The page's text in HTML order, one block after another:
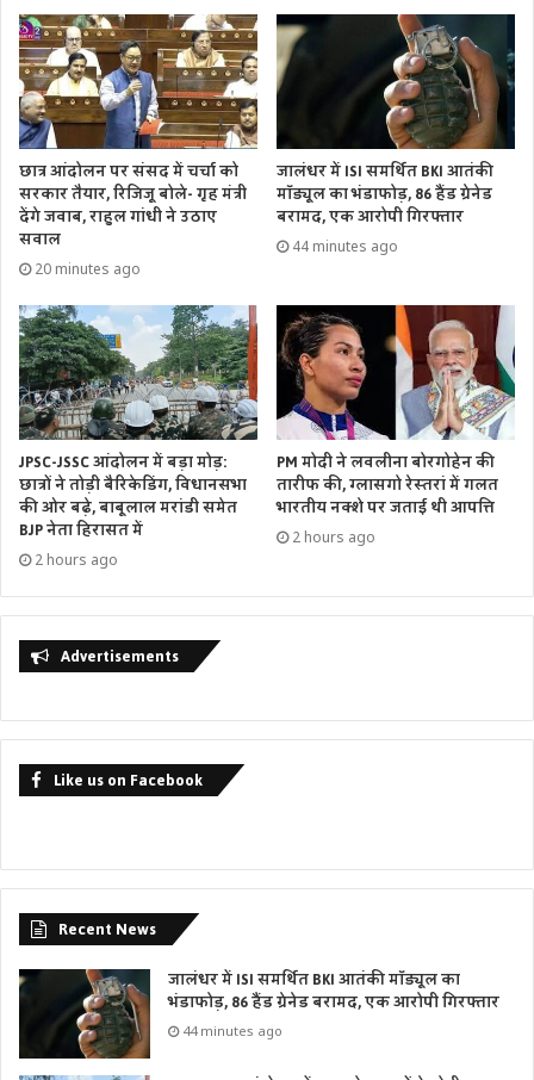
छात्र आंदोलन पर संसद में चर्चा को
सरकार तैयार, रिजिजू बोले- गृह मंत्री
देंगे जवाब, राहुल गांधी ने उठाए
सवाल
20 minutes ago
जालंधर में ISI समर्थित BKI आतंकी
मॉड्यूल का भंडाफोड़, 86 हैंड ग्रेनेड
बरामद, एक आरोपी गिरफ्तार
44 minutes ago
JPSC-JSSC आंदोलन में बड़ा मोड़:
छात्रों ने तोड़ी बैरिकेडिंग, विधानसभा
की ओर बढ़े, बाबूलाल मरांडी समेत
BJP नेता हिरासत में
2 hours ago
PM मोदी ने लवलीना बोरगोहेन की
तारीफ की, ग्लासगो रेस्तरां में गलत
भारतीय नक्शे पर जताई थी आपत्ति
2 hours ago
Advertisements
Like us on Facebook
Recent News
जालंधर में ISI समर्थित BKI आतंकी मॉड्यूल का
भंडाफोड़, 86 हैंड ग्रेनेड बरामद, एक आरोपी गिरफ्तार
44 minutes ago